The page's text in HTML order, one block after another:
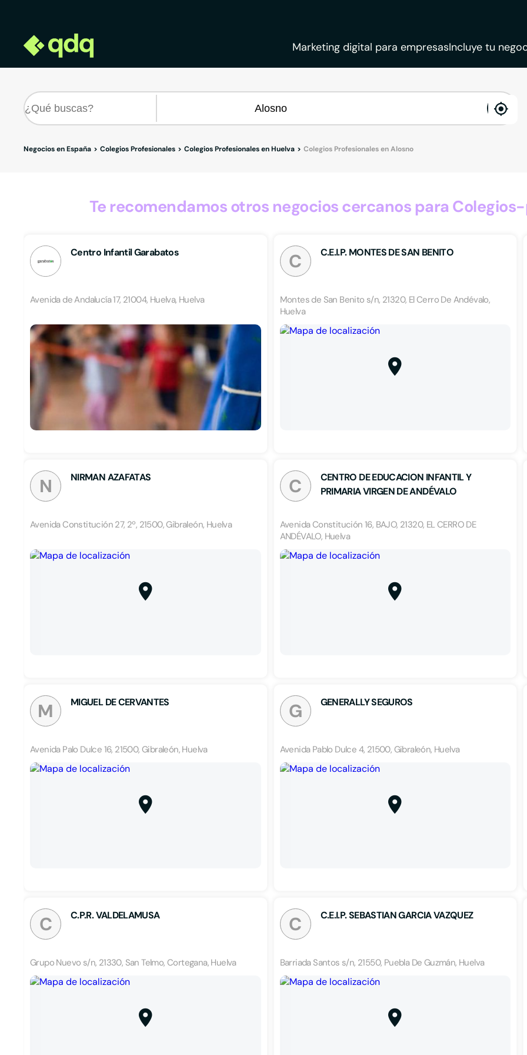
Marketing digital para empresasIncluye tu
Negocios en España Colegios Profesionales Colegios Profesionales en Huelva Colegios Profesionales en Alosno
Te recomendamos otros negocios cercanos para
Centro Infantil Garabatos
Avenida de Andalucía 17, 21004, Huelva, Huelva
C C.E.I.P. MONTES DE SAN BENITO
Montes de San Benito s/n, 21320, El Cerro De Andévalo,
Huelva
N NIRMAN AZAFATAS
Avenida Constitución 27, 2º, 21500, Gibraleón, Huelva
C
CENTRO DE EDUCACION INFANTIL Y
PRIMARIA VIRGEN DE ANDÉVALO
Avenida Constitución 16, BAJO, 21320, EL CERRO DE
ANDÉVALO, Huelva
M MIGUEL DE CERVANTES
Avenida Palo Dulce 16, 21500, Gibraleón, Huelva
G GENERALLY SEGUROS
Avenida Pablo Dulce 4, 21500, Gibraleón, Huelva
C C.P.R. VALDELAMUSA
Grupo Nuevo s/n, 21330, San Telmo, Cortegana, Huelva
C C.E.I.P. SEBASTIAN GARCIA VAZQUEZ
Barriada Santos s/n, 21550, Puebla De Guzmán, Huelva